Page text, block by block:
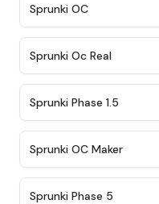
Sprunki OC
Sprunki Oc Real
Sprunki Phase 1.5
Sprunki OC Maker
Sprunki Phase 5